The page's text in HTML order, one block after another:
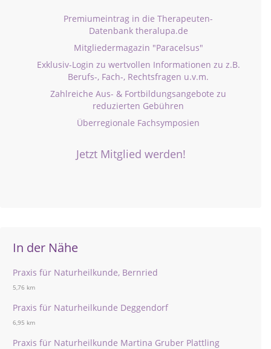
Premiumeintrag in die Therapeuten-
Datenbank theralupa.de
Mitgliedermagazin "Paracelsus"
Exklusiv-Login zu wertvollen Informationen zu z.B.
Berufs-, Fach-, Rechtsfragen u.v.m.
Zahlreiche Aus- & Fortbildungsangebote zu
reduzierten Gebühren
Überregionale Fachsymposien
Jetzt Mitglied werden!
In der Nähe
Praxis für Naturheilkunde, Bernried
5,76 km
Praxis für Naturheilkunde Deggendorf
6,95 km
Praxis für Naturheilkunde Martina Gruber Plattling